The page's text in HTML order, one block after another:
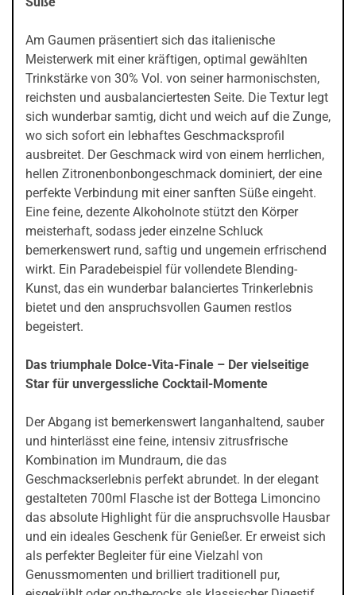
Am Gaumen präsentiert sich das italienische
Meisterwerk mit einer kräftigen, optimal gewählten
Trinkstärke von 30% Vol. von seiner harmonischsten,
reichsten und ausbalanciertesten Seite. Die Textur legt
sich wunderbar samtig, dicht und weich auf die Zunge,
wo sich sofort ein lebhaftes Geschmacksprofil
ausbreitet. Der Geschmack wird von einem herrlichen,
hellen Zitronenbonbongeschmack dominiert, der eine
perfekte Verbindung mit einer sanften Süße eingeht.
Eine feine, dezente Alkoholnote stützt den Körper
meisterhaft, sodass jeder einzelne Schluck
bemerkenswert rund, saftig und ungemein erfrischend
wirkt. Ein Paradebeispiel für vollendete Blending-
Kunst, das ein wunderbar balanciertes Trinkerlebnis
bietet und den anspruchsvollen Gaumen restlos
begeistert.
Das triumphale Dolce-Vita-Finale – Der vielseitige
Star für unvergessliche Cocktail-Momente
Der Abgang ist bemerkenswert langanhaltend, sauber
und hinterlässt eine feine, intensiv zitrusfrische
Kombination im Mundraum, die das
Geschmackserlebnis perfekt abrundet. In der elegant
gestalteten 700ml Flasche ist der Bottega Limoncino
das absolute Highlight für die anspruchsvolle Hausbar
und ein ideales Geschenk für Genießer. Er erweist sich
als perfekter Begleiter für eine Vielzahl von
Genussmomenten und brilliert traditionell pur,